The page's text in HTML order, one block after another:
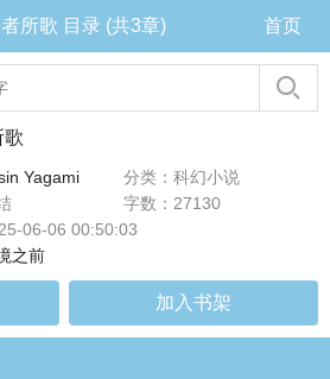
所歌 目录 (共3章) 首页
歌
Yagami
分类：科幻小说
字数：27130
06-06 00:50:03
之前
加入书架